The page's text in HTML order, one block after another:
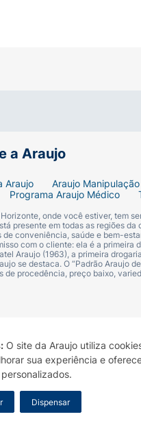
O site da Araujo utiliza
sua experiência e
Dispensar
a Araujo
Araujo Araujo Manipulação
Programa Araujo Médico
Horizonte, onde você estiver, tem
presente em todas as regiões
de conveniência, saúde e bem-
com o cliente: ela é a primeira
Araujo (1963), a primeira
se destaca. O “Padrão Araujo
de procedência, preço baixo,
Uso Portal da Privacidade
Araujo S/A informa que o seu
sua segurança recomendamos
Em caso de dúvidas, gentileza